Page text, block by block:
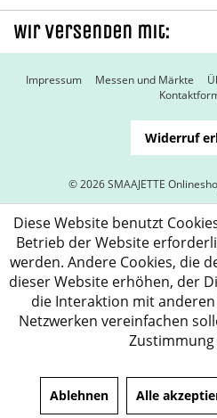
Wir versenden mit:
Impressum Messen und Märkte
Widerruf
© 2026 SMAAJETTE
Diese Website benutzt
Betrieb der Website
werden. Andere Cookies, die
dieser Website erhöhen, der
die Interaktion mit
Netzwerken vereinfachen
Zustimmung
Ablehnen Alle